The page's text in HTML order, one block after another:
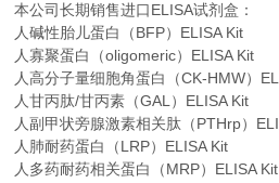
本公司长期销售进口ELISA试剂盒：
人碱性胎儿蛋白（BFP）ELISA Kit
人寡聚蛋白（oligomeric）ELISA Kit
人高分子量细胞角蛋白（CK-HMW）
人甘丙肽/甘丙素（GAL）ELISA Kit
人副甲状旁腺激素相关肽（PTHrp）
人肺耐药蛋白（LRP）ELISA Kit
人多药耐药相关蛋白（MRP）ELISA Kit